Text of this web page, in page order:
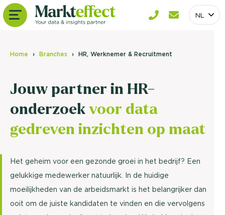
NL
Home Branches HR, Werknemer & Recruitment
Jouw partner in HR-
onderzoekvoor data
gedreven inzichten op maat
Het geheim voor een gezonde groei in het bedrijf? Een
gelukkige medewerker natuurlijk. In de huidige
moeilijkheden van de arbeidsmarkt is het belangrijker dan
ooit om de juiste kandidaten te vinden en die vervolgens